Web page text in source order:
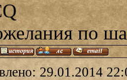
по
29.01.2014